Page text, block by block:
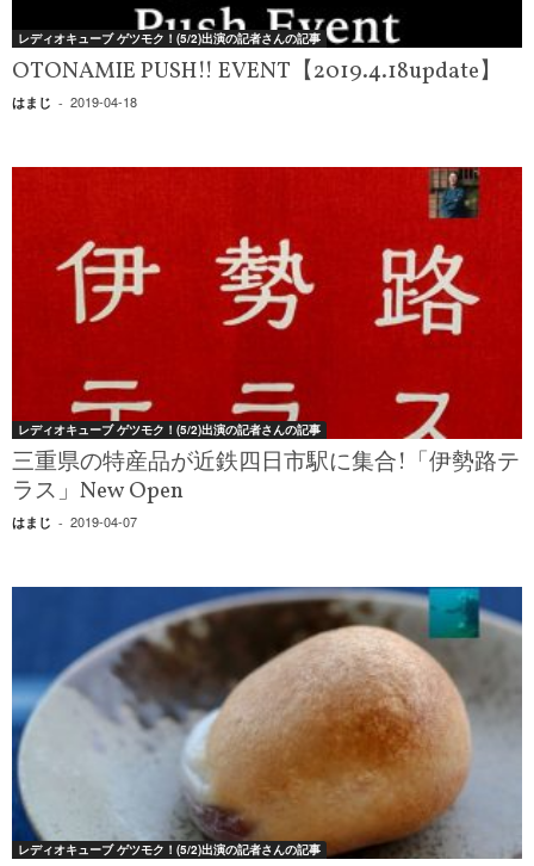
レディオキューブ ゲツモク！(5/2)出演の記者さんの記事
OTONAMIE PUSH!! EVENT【2019.4.18update】
はまじ - 2019-04-18
レディオキューブ ゲツモク！(5/2)出演の記者さんの記事
三重県の特産品が近鉄四日市駅に集合!「伊勢路テ
ラス」New Open
はまじ - 2019-04-07
レディオキューブ ゲツモク！(5/2)出演の記者さんの記事